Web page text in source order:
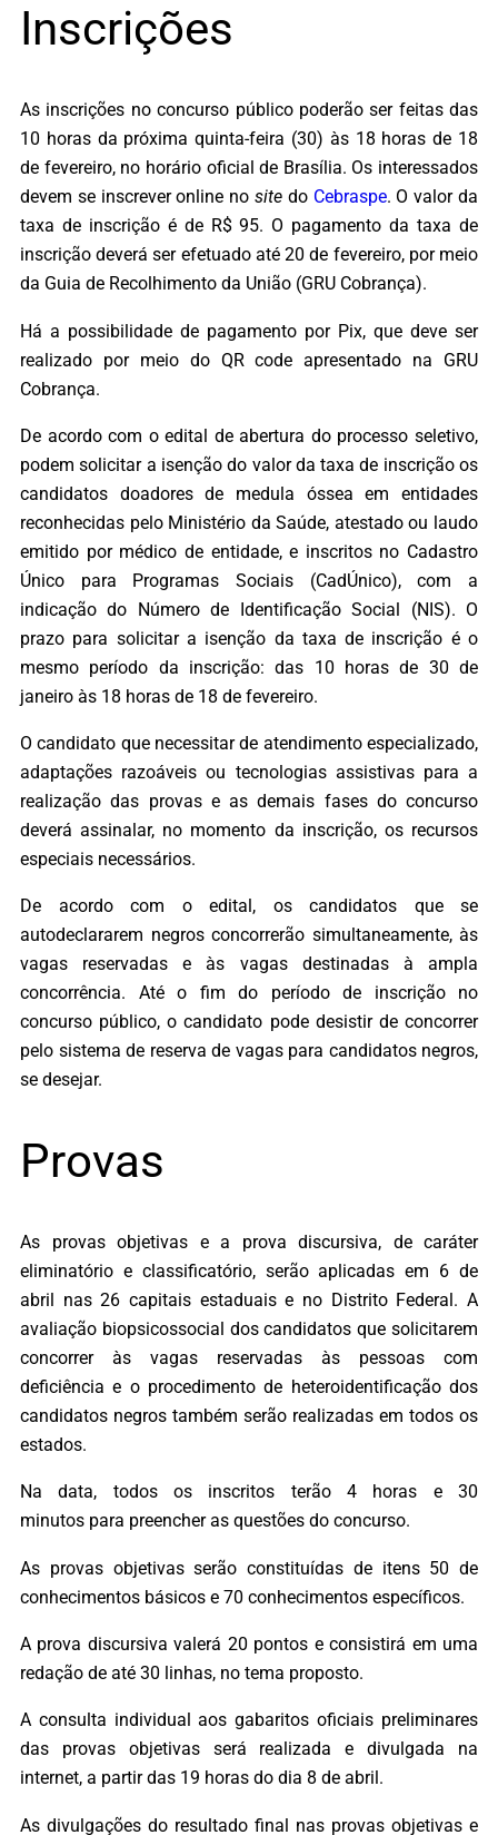
Inscrições
As inscrições no concurso público poderão ser feitas das
10 horas da próxima quinta-feira (30) às 18 horas de 18
de fevereiro, no horário oficial de Brasília. Os interessados
devem se inscrever online no site do Cebraspe. O valor da
taxa de inscrição é de R$ 95. O pagamento da taxa de
inscrição deverá ser efetuado até 20 de fevereiro, por meio
da Guia de Recolhimento da União (GRU Cobrança).
Há a possibilidade de pagamento por Pix, que deve ser
realizado por meio do QR code apresentado na GRU
Cobrança.
De acordo com o edital de abertura do processo seletivo,
podem solicitar a isenção do valor da taxa de inscrição os
candidatos doadores de medula óssea em entidades
reconhecidas pelo Ministério da Saúde, atestado ou laudo
emitido por médico de entidade, e inscritos no Cadastro
Único para Programas Sociais (CadÚnico), com a
indicação do Número de Identificação Social (NIS). O
prazo para solicitar a isenção da taxa de inscrição é o
mesmo período da inscrição: das 10 horas de 30 de
janeiro às 18 horas de 18 de fevereiro.
O candidato que necessitar de atendimento especializado,
adaptações razoáveis ou tecnologias assistivas para a
realização das provas e as demais fases do concurso
deverá assinalar, no momento da inscrição, os recursos
especiais necessários.
De acordo com o edital, os candidatos que se
autodeclararem negros concorrerão simultaneamente, às
vagas reservadas e às vagas destinadas à ampla
concorrência. Até o fim do período de inscrição no
concurso público, o candidato pode desistir de concorrer
pelo sistema de reserva de vagas para candidatos negros,
se desejar.
Provas
As provas objetivas e a prova discursiva, de caráter
eliminatório e classificatório, serão aplicadas em 6 de
abril nas 26 capitais estaduais e no Distrito Federal. A
avaliação biopsicossocial dos candidatos que solicitarem
concorrer às vagas reservadas às pessoas com
deficiência e o procedimento de heteroidentificação dos
candidatos negros também serão realizadas em todos os
estados.
Na data, todos os inscritos terão 4 horas e 30
minutos para preencher as questões do concurso.
As provas objetivas serão constituídas de itens 50 de
conhecimentos básicos e 70 conhecimentos específicos.
A prova discursiva valerá 20 pontos e consistirá em uma
redação de até 30 linhas, no tema proposto.
A consulta individual aos gabaritos oficiais preliminares
das provas objetivas será realizada e divulgada na
internet, a partir das 19 horas do dia 8 de abril.
As divulgações do resultado final nas provas objetivas e